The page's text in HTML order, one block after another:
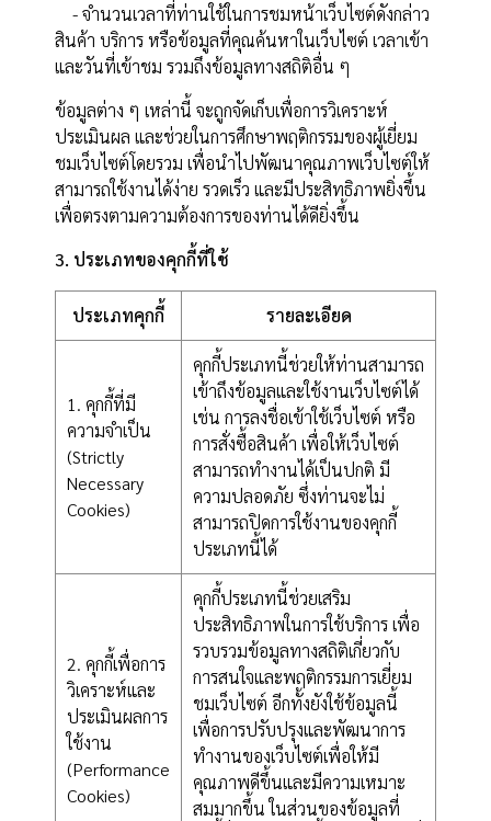
- จำนวนเวลาที่ท่านใช้ในการชมหน้าเว็บไซต์ดังกล่าว
สินค้า บริการ หรือข้อมูลที่คุณค้นหาในเว็บไซต์ เวลาเข้า
และวันที่เข้าชม รวมถึงข้อมูลทางสถิติอื่น ๆ
ข้อมูลต่าง ๆ เหล่านี้ จะถูกจัดเก็บเพื่อการวิเคราะห์
ประเมินผล และช่วยในการศึกษาพฤติกรรมของผู้เยี่ยม
ชมเว็บไซต์โดยรวม เพื่อนำไปพัฒนาคุณภาพเว็บไซต์ให้
สามารถใช้งานได้ง่าย รวดเร็ว และมีประสิทธิภาพยิ่งขึ้น
เพื่อตรงตามความต้องการของท่านได้ดียิ่งขึ้น
3. ประเภทของคุกกี้ที่ใช้
ประเภทคุกกี้ รายละเอียด
1. คุกกี้ที่มี
ความจำเป็น
(Strictly
Necessary
Cookies)
คุกกี้ประเภทนี้ช่วยให้ท่านสามารถ
เข้าถึงข้อมูลและใช้งานเว็บไซต์ได้
เช่น การลงชื่อเข้าใช้เว็บไซต์ หรือ
การสั่งซื้อสินค้า เพื่อให้เว็บไซต์
สามารถทำงานได้เป็นปกติ มี
ความปลอดภัย ซึ่งท่านจะไม่
สามารถปิดการใช้งานของคุกกี้
ประเภทนี้ได้
2. คุกกี้เพื่อการ
วิเคราะห์และ
ประเมินผลการ
ใช้งาน
(Performance
Cookies)
คุกกี้ประเภทนี้ช่วยเสริม
ประสิทธิภาพในการใช้บริการ เพื่อ
รวบรวมข้อมูลทางสถิติเกี่ยวกับ
การสนใจและพฤติกรรมการเยี่ยม
ชมเว็บไซต์ อีกทั้งยังใช้ข้อมูลนี้
เพื่อการปรับปรุงและพัฒนาการ
ทำงานของเว็บไซต์เพื่อให้มี
คุณภาพดีขึ้นและมีความเหมาะ
สมมากขึ้น ในส่วนของข้อมูลที่